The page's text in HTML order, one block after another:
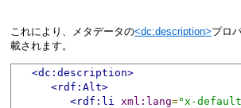
これにより、メタデータの<dc:description>プロ
載されます。
<dc:description>
<rdf:Alt>
<rdf:li
xml:lang="x-